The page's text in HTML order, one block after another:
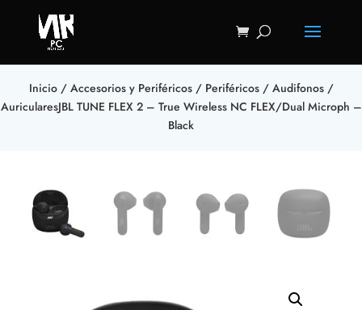
Inicio/ Accesorios y Periféricos/ Periféricos/ Audifonos/
AuricularesJBL TUNE FLEX 2 – True Wireless NC FLEX/Dual Microph –
Black